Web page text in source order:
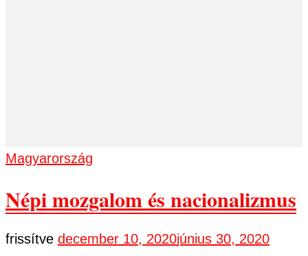
Magyarország
Népi mozgalom és nacionalizmus
frissítve december 10, 2020június 30, 2020